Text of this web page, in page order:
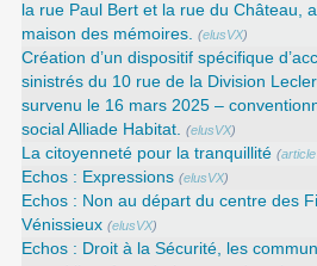
la rue Paul Bert et la rue du Château,
maison des mémoires. (elusVX)
Création d’un dispositif spécifique
sinistrés du 10 rue de la Division
survenu le 16 mars 2025 –
social Alliade Habitat. (elusVX)
La citoyenneté pour la tranquillité (
Echos : Expressions (elusVX)
Echos : Non au départ du centre des
Vénissieux (elusVX)
Echos : Droit à la Sécurité, les